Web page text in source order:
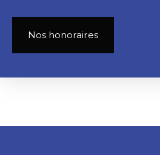
Nos honoraires